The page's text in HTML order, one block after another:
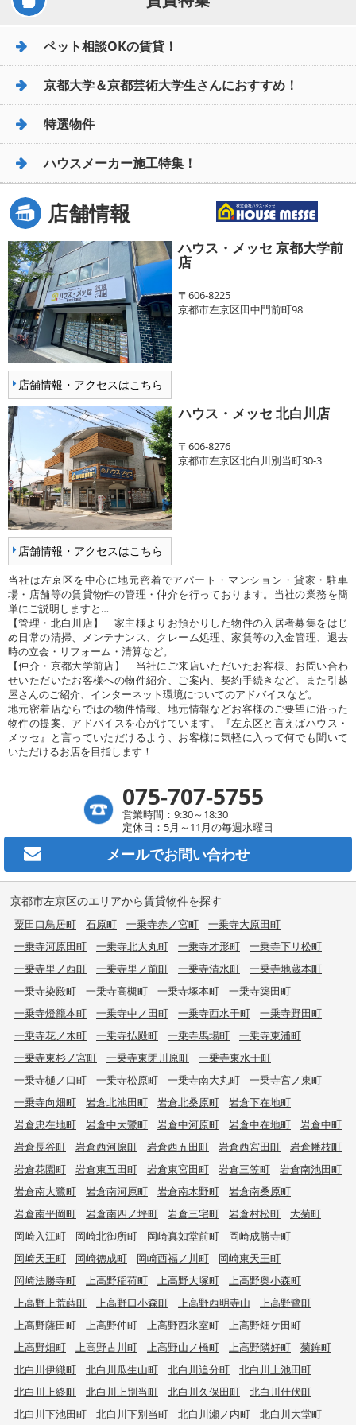
ペット相談OKの賃貸！
京都大学＆京都芸術大学生さんにおすすめ！
特選物件
ハウスメーカー施工特集！
店舗情報
店舗情報・アクセスはこちら
ハウス・メッセ 京都大学前
店
〒606-8225
京都市左京区田中門前町98
店舗情報・アクセスはこちら
ハウス・メッセ 北白川店
〒606-8276
京都市左京区北白川別当町30-3
当社は左京区を中心に地元密着でアパート・マンション・貸家・駐車
場・店舗等の賃貸物件の管理・仲介を行っております。当社の業務を簡
単にご説明しますと…
【管理・北白川店】 家主様よりお預かりした物件の入居者募集をはじ
め日常の清掃、メンテナンス、クレーム処理、家賃等の入金管理、退去
時の立会・リフォーム・清算など。
【仲介・京都大学前店】 当社にご来店いただいたお客様、お問い合わ
せいただいたお客様への物件紹介、ご案内、契約手続きなど。また引越
屋さんのご紹介、インターネット環境についてのアドバイスなど。
地元密着店ならではの物件情報、地元情報などお客様のご要望に沿った
物件の提案、アドバイスを心がけています。『左京区と言えばハウス・
メッセ』と言っていただけるよう、お客様に気軽に入って何でも聞いて
いただけるお店を目指します！
075-707-5755
営業時間：9:30～18:30
定休日：5月～11月の毎週水曜日
メールでお問い合わせ
京都市左京区のエリアから賃貸物件を探す
粟田口鳥居町 石原町 一乗寺赤ノ宮町
一乗寺大原田町
一乗寺河原田町
一乗寺北大丸町 一乗寺才形町
一乗寺下リ松町
一乗寺里ノ西町
一乗寺里ノ前町 一乗寺清水町
一乗寺地蔵本町
一乗寺染殿町
一乗寺高槻町 一乗寺塚本町
一乗寺築田町
一乗寺燈籠本町
一乗寺中ノ田町 一乗寺西水干町
一乗寺野田町
一乗寺花ノ木町
一乗寺払殿町 一乗寺馬場町
一乗寺東浦町
一乗寺東杉ノ宮町
一乗寺東閉川原町
一乗寺東水干町
一乗寺樋ノ口町
一乗寺松原町 一乗寺南大丸町
一乗寺宮ノ東町
一乗寺向畑町
岩倉北池田町 岩倉北桑原町
岩倉下在地町
岩倉忠在地町
岩倉中大鷺町 岩倉中河原町 岩倉中在地町
岩倉中町
岩倉長谷町
岩倉西河原町 岩倉西五田町 岩倉西宮田町
岩倉幡枝町
岩倉花園町
岩倉東五田町 岩倉東宮田町 岩倉三笠町
岩倉南池田町
岩倉南大鷺町
岩倉南河原町 岩倉南木野町
岩倉南桑原町
岩倉南平岡町
岩倉南四ノ坪町 岩倉三宅町 岩倉村松町
大菊町
岡崎入江町
岡崎北御所町 岡崎真如堂前町
岡崎成勝寺町
岡崎天王町
岡崎徳成町 岡崎西福ノ川町
岡崎東天王町
岡崎法勝寺町
上高野稲荷町 上高野大塚町
上高野奥小森町
上高野上荒蒔町
上高野口小森町 上高野西明寺山
上高野鷺町
上高野薩田町
上高野仲町 上高野西氷室町
上高野畑ケ田町
上高野畑町
上高野古川町 上高野山ノ橋町 上高野隣好町
菊鉾町
北白川伊織町
北白川瓜生山町 北白川追分町
北白川上池田町
北白川上終町
北白川上別当町 北白川久保田町
北白川仕伏町
北白川下池田町
北白川下別当町 北白川瀬ノ内町 北白川大堂町